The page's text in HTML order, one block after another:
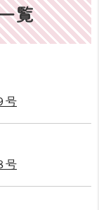
覧
号
号